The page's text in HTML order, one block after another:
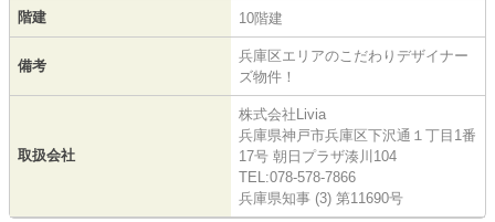
階建 10階建
備考
兵庫区エリアのこだわりデザイナー
ズ物件！
取扱会社
株式会社Livia
兵庫県神戸市兵庫区下沢通１丁目1番
17号 朝日プラザ湊川104
TEL:078-578-7866
兵庫県知事 (3) 第11690号